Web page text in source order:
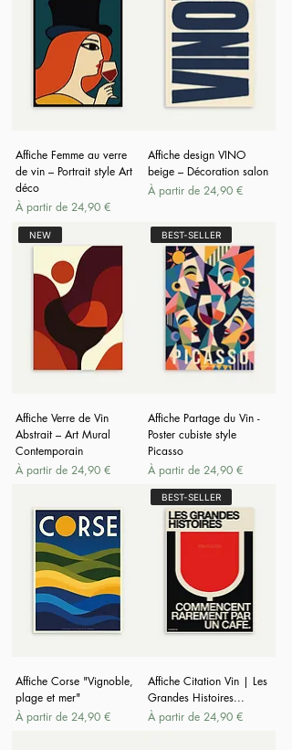
Affiche Femme au verre
de vin – Portrait style Art
déco
À partir de 24,90 €
Prix promotionnel
Affiche design VINO
beige – Décoration salon
À partir de 24,90 €
Prix promotionnel
NEW
Affiche Verre de Vin
Abstrait – Art Mural
Contemporain
À partir de 24,90 €
Prix promotionnel
BEST-SELLER
Affiche Partage du Vin -
Poster cubiste style
Picasso
À partir de 24,90 €
Prix promotionnel
Affiche Corse "Vignoble,
plage et mer"
À partir de 24,90 €
Prix promotionnel
BEST-SELLER
Affiche Citation Vin | Les
Grandes Histoires...
À partir de 24,90 €
Prix promotionnel